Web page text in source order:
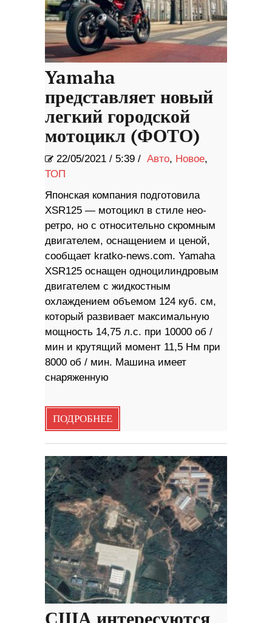
Yamaha
представляет новый
легкий городской
мотоцикл (ФОТО)
22/05/2021 / 5:39 / Авто, Новое,
ТОП
Японская компания подготовила
XSR125 — мотоцикл в стиле нео-
ретро, ​​но с относительно скромным
двигателем, оснащением и ценой,
сообщает kratko-news.com. Yamaha
XSR125 оснащен одноцилиндровым
двигателем с жидкостным
охлаждением объемом 124 куб. см,
который развивает максимальную
мощность 14,75 л.с. при 10000 об /
мин и крутящий момент 11,5 Нм при
8000 об / мин. Машина имеет
снаряженную
ПОДРОБНЕЕ